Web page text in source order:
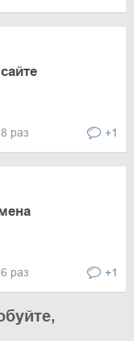
раз +1
раз +1